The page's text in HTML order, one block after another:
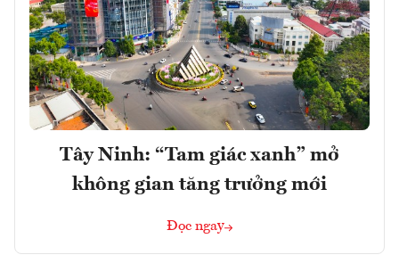
Tây Ninh: “Tam giác xanh” mở
không gian tăng trưởng mới
Đọc ngay